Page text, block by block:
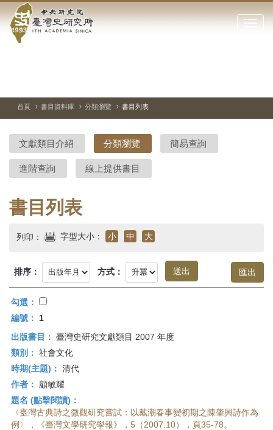
到中
央
院-
臺
灣
史
研
究
首
頁
點
閉
站
停、
圖
圖
結
首頁 書目資料庫 分類瀏覽 書目列表
文獻類目介紹 分類瀏覽 簡易查詢
進階查詢 線上提供書目
書目列表
列印： 字型大小： 小 中 大
排序： 方式：
勾選：
編號：
1
出版書目： 臺灣史研究文獻類目 2007 年度
類別： 社會文化
時期(主題)： 清代
作者：
顧敏耀
題名 (點擊閱讀)：
〈臺灣古典詩之微觀研究嘗試：以戴潮春事變初期之陳肇興詩作為
例〉，《臺灣文學研究學報》，5（2007.10），頁35-78。